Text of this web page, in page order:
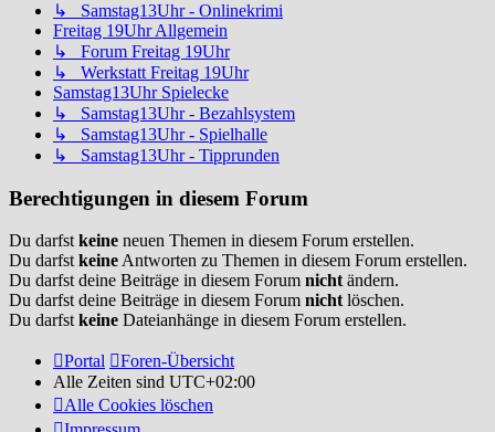
↳ Samstag13Uhr - Onlinekrimi
Freitag 19Uhr Allgemein
↳ Forum Freitag 19Uhr
↳ Werkstatt Freitag 19Uhr
Samstag13Uhr Spielecke
↳ Samstag13Uhr - Bezahlsystem
↳ Samstag13Uhr - Spielhalle
↳ Samstag13Uhr - Tipprunden
Berechtigungen in diesem Forum
Du darfstkeine neuen Themen in diesem Forum erstellen.
Du darfstkeineAntworten zu Themen in diesem Forum erstellen.
Du darfst deine Beiträge in diesem Forum nichtändern.
Du darfst deine Beiträge in diesem Forum nichtlöschen.
Du darfstkeine Dateianhänge in diesem Forum erstellen.
Portal
Foren-Übersicht
Alle Zeiten sind UTC+02:00
Alle Cookies löschen